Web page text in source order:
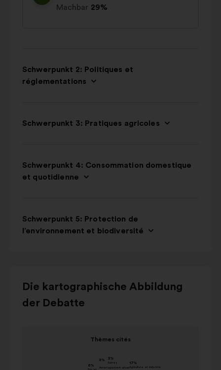
Machbar 29%
Schwerpunkt 2: Politiques et
réglementations
Schwerpunkt 3: Pratiques agricoles
Schwerpunkt 4: Consommation domestique
et quotidienne
Schwerpunkt 5: Protection de
l’environnement et biodiversité
Die kartographische Abbildung
der Debatte
Verwende
Steuertasten,
Thèmes cités
Wert in